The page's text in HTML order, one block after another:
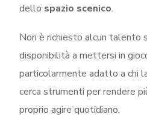
dello spazio scenico.
Non è richiesto alcun talento
disponibilità a mettersi in
particolarmente adatto a chi
cerca strumenti per rendere
proprio agire quotidiano.